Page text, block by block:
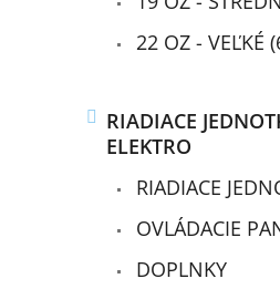
22 OZ - VEĽKÉ
RIADIACE
ELEKTRO
RIADIACE
OVLÁDACIE
DOPLNKY